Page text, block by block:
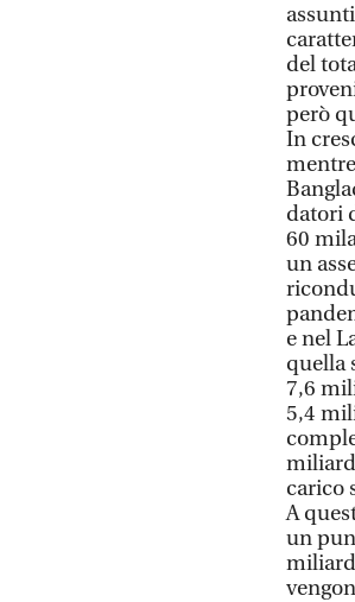
del
però
In
datori
60
un
e nel
quella
7,6
5,4
carico
A
un